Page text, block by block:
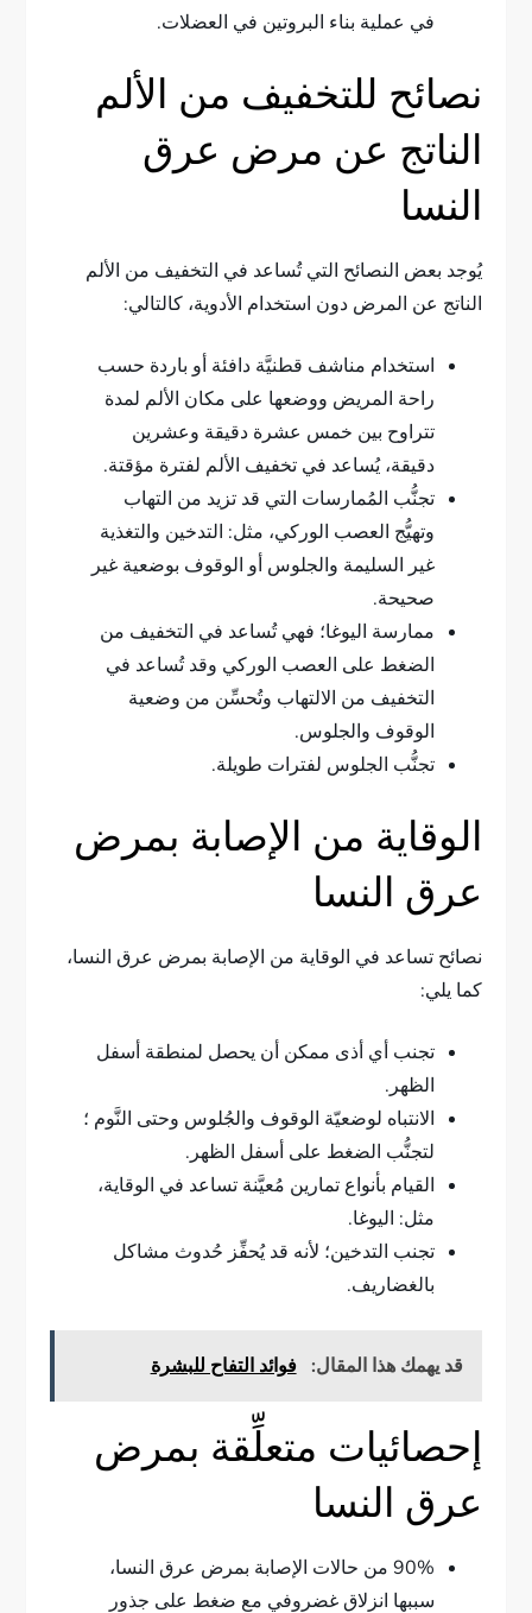
في عملية بناء البروتين في العضلات.
نصائح للتخفيف من الألم
الناتج عن مرض عرق
النسا
يُوجد بعض النصائح التي تُساعد في التخفيف من الألم
الناتج عن المرض دون استخدام الأدوية، كالتالي:
استخدام مناشف قطنيَّة دافئة أو باردة حسب
راحة المريض ووضعها على مكان الألم لمدة
تتراوح بين خمس عشرة دقيقة وعشرين
دقيقة، يُساعد في تخفيف الألم لفترة مؤقتة.
تجنُّب المُمارسات التي قد تزيد من التهاب
وتهيُّج العصب الوركي، مثل: التدخين والتغذية
غير السليمة والجلوس أو الوقوف بوضعية غير
صحيحة.
ممارسة اليوغا؛ فهي تُساعد في التخفيف من
الضغط على العصب الوركي وقد تُساعد في
التخفيف من الالتهاب وتُحسِّن من وضعية
الوقوف والجلوس.
تجنُّب الجلوس لفترات طويلة.
الوقاية من الإصابة بمرض
عرق النسا
نصائح تساعد في الوقاية من الإصابة بمرض عرق النسا،
كما يلي:
تجنب أي أذى ممكن أن يحصل لمنطقة أسفل
الظهر.
الانتباه لوضعيّة الوقوف والجُلوس وحتى النَّوم ؛
لتجنُّب الضغط على أسفل الظهر.
القيام بأنواع تمارين مُعيَّنة تساعد في الوقاية،
مثل: اليوغا.
تجنب التدخين؛ لأنه قد يُحفِّز حُدوث مشاكل
بالغضاريف.
قد يهمك هذا المقال: فوائد التفاح للبشرة
إحصائيات متعلِّقة بمرض
عرق النسا
90% من حالات الإصابة بمرض عرق النسا،
سببها انزلاق غضروفي مع ضغط على جذور